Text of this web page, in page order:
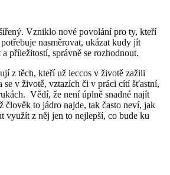
Vzniklo nové povolání pro ty, kteří
nasměrovat, ukázat kudy jít
příležitostí, správně se rozhodnout.
z těch, kteří už leccos v životě zažili
se v životě, vztazích či v práci cítí šťastní,
Vědí, že není úplně snadné najít
člověk to jádro najde, tak často neví, jak
využít z něj jen to nejlepší, co bude ku